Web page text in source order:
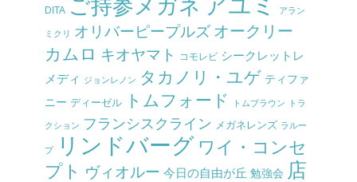
DITA ご持参メガネ アラン
ミクリ オリバーピープルズ オークリー
カムロ キオヤマト コモレビ シークレットレ
メディ
ジョンレノン タカノリ・ユゲ ティファ
ニー ディーゼル トムフォード トムブラウン トラ
クション フランシスクライン メガネレンズ ラルー
プ リンドバーグ ワイ・コンセ
プト ヴィオルー 今日の自由が丘 勉強会 店